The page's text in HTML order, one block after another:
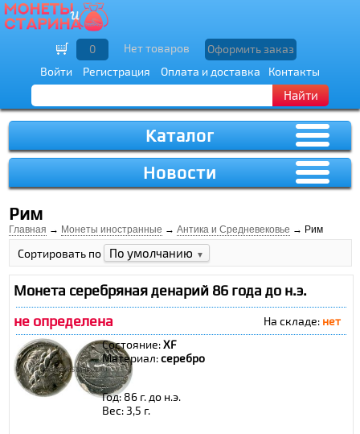
Войти Регистрация Оплата и доставка Контакты
Найти
0 Нет товаров Оформить заказ
Каталог
Новости
Рим
Главная → Монеты иностранные →Антика и Средневековье → Рим
Сортировать по По умолчанию ▼
Монета серебряная денарий 86 года до н.э.
не определена
На складе: нет
Состояние:XF
Материал:cеребро
Год: 86 г. до н.э.
Вес: 3,5 г.